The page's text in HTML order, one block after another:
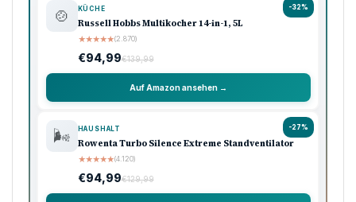
-32%
🍲 KÜCHE
Russell Hobbs Multikocher 14-in-1, 5L
★★★★★(2.870)
€94,99€139,99
Auf Amazon ansehen →
-27%
🌬️ HAUSHALT
Rowenta Turbo Silence Extreme Standventilator
★★★★★(4.120)
€94,99€129,99